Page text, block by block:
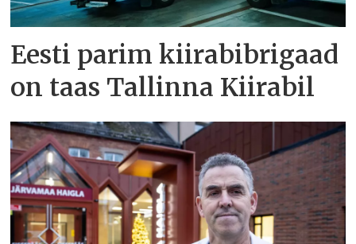
Eesti parim kiirabibrigaad
on taas Tallinna Kiirabil